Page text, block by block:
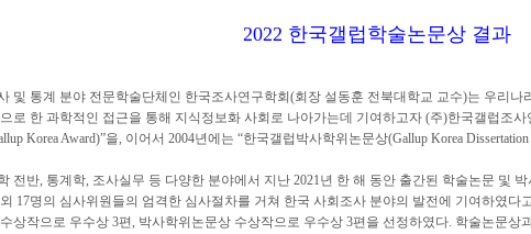
2022 한국갤럽학술논문상 결과
및 통계 분야 전문학술단체인 한국조사연구학회(회장 설동훈 전북대학교 교수)는 우리
로 한 과학적인 접근을 통해 지식정보화 사회로 나아가는데 기여하고자 (주)한국갤럽조
Korea Award)”을, 이어서 2004년에는 “한국갤럽박사학위논문상(Gallup Korea
전반, 통계학, 조사실무 등 다양한 분야에서 지난 2021년 한 해 동안 출간된 학술논문 및
17명의 심사위원들의 엄격한 심사절차를 거쳐 한국 사회조사 분야의 발전에 기여하였다
상작으로 우수상 3편, 박사학위논문상 수상작으로 우수상 3편을 선정하였다. 학술논문상